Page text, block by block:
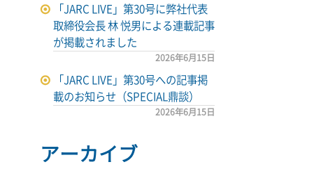
「JARC LIVE」第30号に弊社代表
取締役会長 林 悦男による連載記事
が掲載されました
2026年6月15日
「JARC LIVE」第30号への記事掲
載のお知らせ（SPECIAL鼎談）
2026年6月15日
アーカイブ